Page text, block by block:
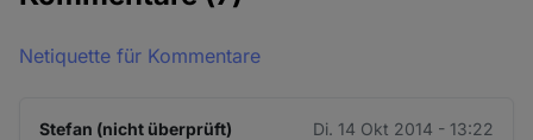
Netiquette für Kommentare
Stefan (nicht überprüft) Di. 14 Okt 2014 - 13:22